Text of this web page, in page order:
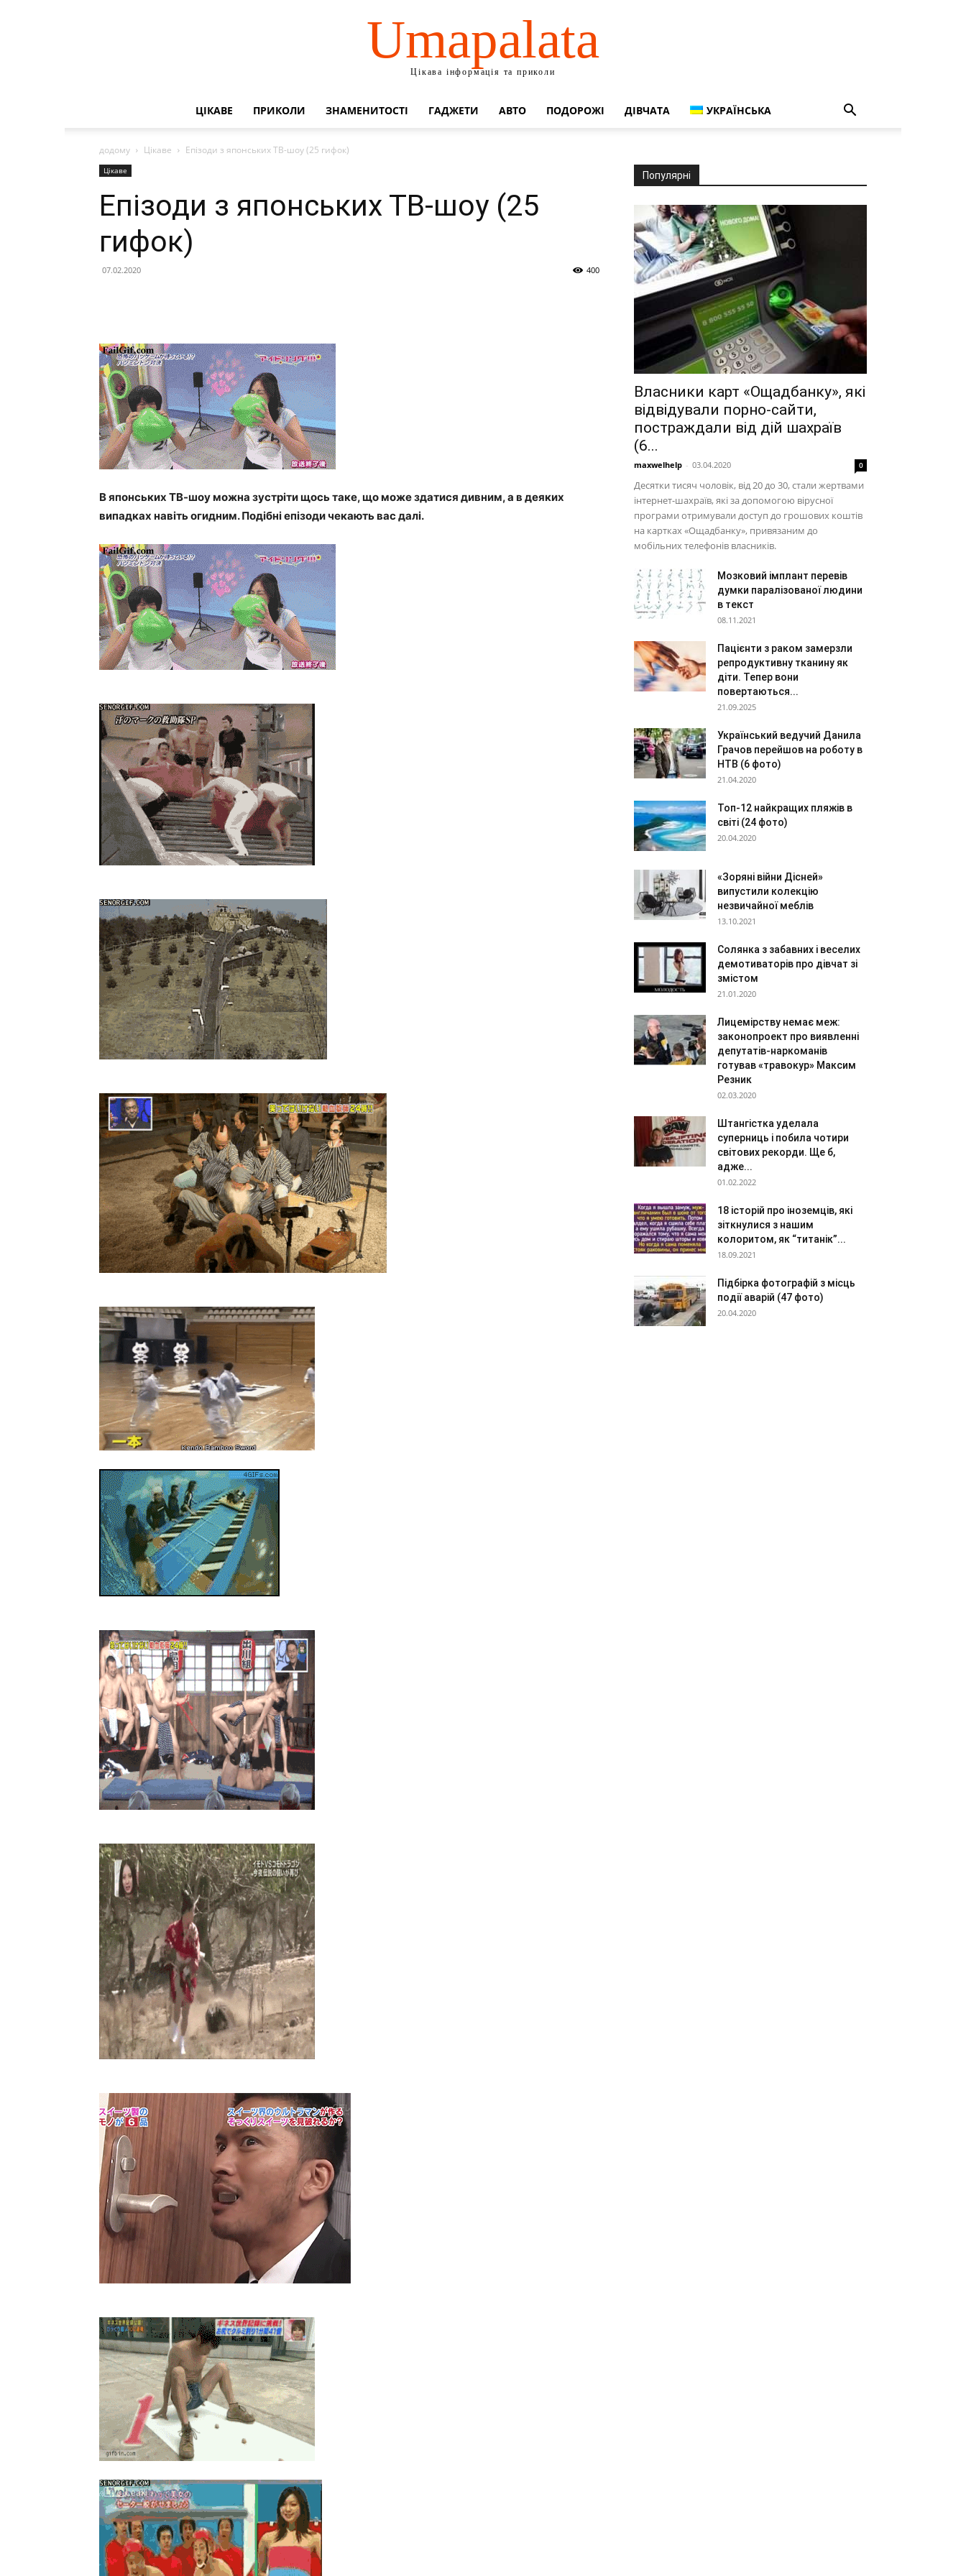
Umapalata
Цікава інформація та приколи
ЦІКАВЕ ПРИКОЛИ ЗНАМЕНИТОСТІ ГАДЖЕТИ АВТО ПОДОРОЖІ ДІВЧАТА УКРАЇНСЬКА
додому Цікаве Епізоди з японських ТВ-шоу (25 гифок)
Цікаве
Епізоди з японських ТВ-шоу (25
гифок)
07.02.2020 400
В японських ТВ-шоу можна зустріти щось таке, що може здатися дивним, а в деяких
випадках навіть огидним. Подібні епізоди чекають вас далі.
Популярні
Власники карт «Ощадбанку», які
відвідували порно-сайти,
постраждали від дій шахраїв
(6...
maxwelhelp - 03.04.2020 0
Десятки тисяч чоловік, від 20 до 30, стали жертвами
інтернет-шахраїв, які за допомогою вірусної
програми отримували доступ до грошових коштів
на картках «Ощадбанку», привязаним до
мобільних телефонів власників.
Мозковий імплант перевів
думки паралізованої людини
в текст
08.11.2021
Пацієнти з раком замерзли
репродуктивну тканину як
діти. Тепер вони
повертаються...
21.09.2025
Український ведучий Данила
Грачов перейшов на роботу в
НТВ (6 фото)
21.04.2020
Топ-12 найкращих пляжів в
світі (24 фото)
20.04.2020
«Зоряні війни Дісней»
випустили колекцію
незвичайної меблів
13.10.2021
Солянка з забавних і веселих
демотиваторів про дівчат зі
змістом
21.01.2020
Лицемірству немає меж:
законопроект про виявленні
депутатів-наркоманів
готував «травокур» Максим
Резник
02.03.2020
Штангістка уделала
суперниць і побила чотири
світових рекорди. Ще б,
адже...
01.02.2022
18 історій про іноземців, які
зіткнулися з нашим
колоритом, як “титанік”...
18.09.2021
Підбірка фотографій з місць
події аварій (47 фото)
20.04.2020